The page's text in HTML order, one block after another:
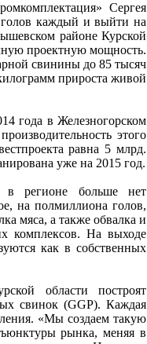
Сергея
голов каждый и выйти на
районе Курской
проектную мощность.
свинины до 85 тысяч
прироста живой
года в Железногорском
этого
равна 5 млрд.
уже на 2015 год.
в регионе больше нет
на полмиллиона голов,
мяса, а также обвалка и
комплексов. На выходе
как в собственных
области построят
свинок (GGP). Каждая
«Мы создаем такую
рынка, меняя в